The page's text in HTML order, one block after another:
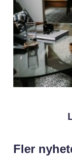
Fler